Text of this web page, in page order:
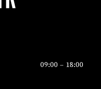
09:00 – 18:00